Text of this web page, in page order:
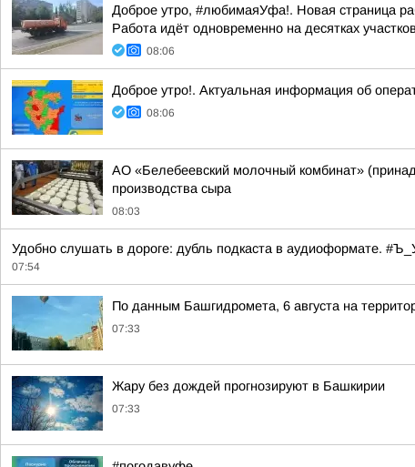
Доброе утро, #любимаяУфа!. Новая страница
Работа идёт одновременно на десятках участков
08:06
Доброе утро!. Актуальная информация об
08:06
АО «Белебеевский молочный комбинат»
производства сыра
08:03
Удобно слушать в дороге: дубль подкаста в аудиоформате.
07:54
По данным Башгидромета, 6 августа на
07:33
Жару без дождей прогнозируют в Башкирии
07:33